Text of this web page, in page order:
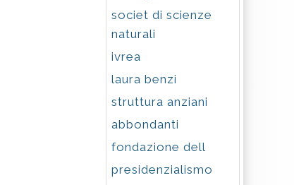
societ di scienze
naturali
ivrea
laura benzi
struttura anziani
abbondanti
fondazione dell
presidenzialismo